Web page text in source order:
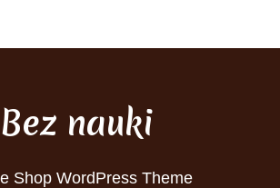
Bez nauki
Shop WordPress Theme